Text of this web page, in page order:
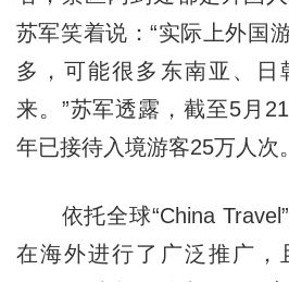
苏军笑着说：“实际上外国
多，可能很多东南亚、日
来。”苏军透露，截至5月
年已接待入境游客25万人次。
依托全球“China
在海外进行了广泛推广，